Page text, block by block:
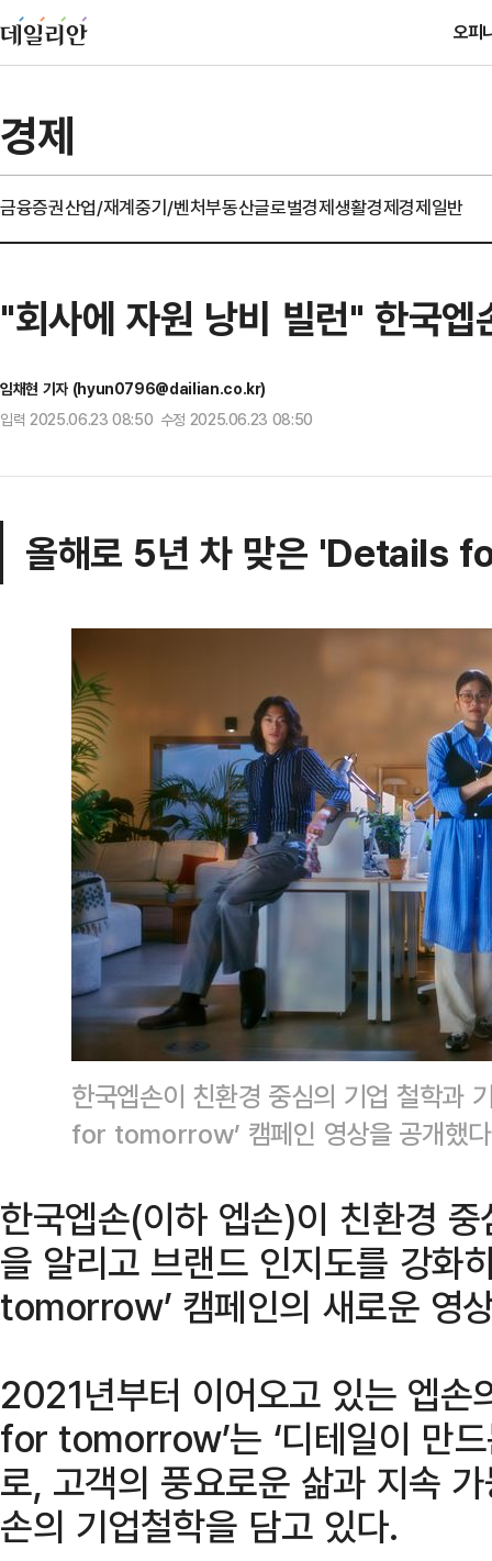
오피
경제
금융증권산업/재계중기/벤처부동산글로벌경제생활경제경제일반
"회사에 자원 낭비 빌런" 한국
임채현 기자 (hyun0796@dailian.co.kr)
입력 2025.06.23 08:50 수정 2025.06.23 08:50
올해로 5년 차 맞은 'Details
한국엡손이 친환경 중심의 기업 철학과
for tomorrow’ 캠페인 영상을 공개했
한국엡손(이하 엡손)이 친환경
을 알리고 브랜드 인지도를 강
tomorrow’ 캠페인의 새로운 영
2021년부터 이어오고 있는 엡
for tomorrow’는 ‘디테일이 만
로, 고객의 풍요로운 삶과 지속
손의 기업철학을 담고 있다.